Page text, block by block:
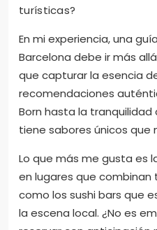
turísticas?
En mi experiencia, una
Barcelona debe ir más
que capturar la esencia
recomendaciones
Born hasta la tranquilidad
tiene sabores únicos que
Lo que más me gusta es
en lugares que combinan
como los sushi bars que
la escena local. ¿No es